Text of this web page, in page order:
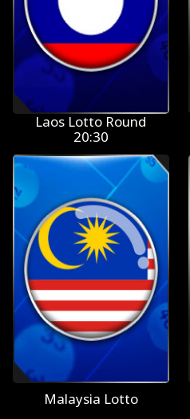
Laos Lotto Round
20:30
Malaysia Lotto